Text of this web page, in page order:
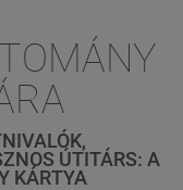
ÚTITÁRS: A
KÁRTYA